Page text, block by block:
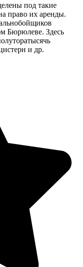
под такие
право их аренды.
Бюрюлеве. Здесь
и др.